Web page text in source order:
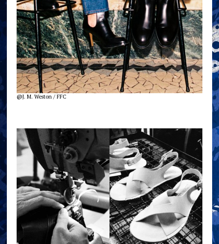
@J. M. Weston / FFC